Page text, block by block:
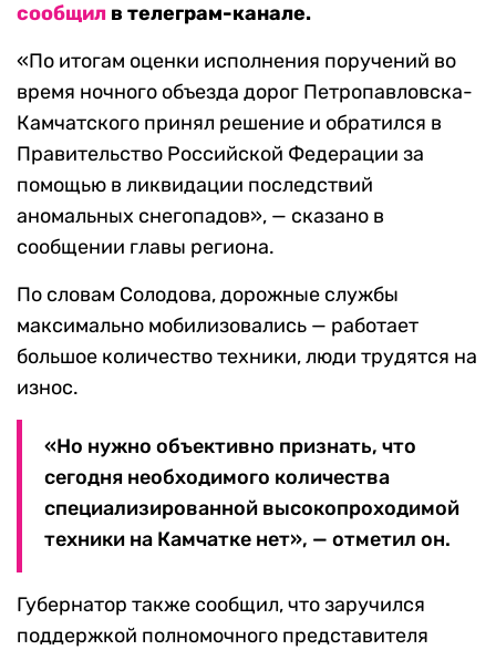
сообщил в телеграм-канале.
«По итогам оценки исполнения поручений во
время ночного объезда дорог Петропавловска-
Камчатского принял решение и обратился в
Правительство Российской Федерации за
помощью в ликвидации последствий
аномальных снегопадов», — сказано в
сообщении главы региона.
По словам Солодова, дорожные службы
максимально мобилизовались — работает
большое количество техники, люди трудятся на
износ.
«Но нужно объективно признать, что
сегодня необходимого количества
специализированной высокопроходимой
техники на Камчатке нет», — отметил он.
Губернатор также сообщил, что заручился
поддержкой полномочного представителя